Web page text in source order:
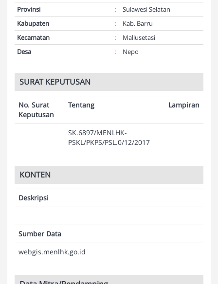
Provinsi
:
Sulawesi Selatan
Kabupaten
:
Kab. Barru
Kecamatan
:
Mallusetasi
Desa
: Nepo
SURAT KEPUTUSAN
No. Surat
Keputusan
Tentang Lampiran
SK.6897/MENLHK-
PSKL/PKPS/PSL.0/12/2017
KONTEN
Deskripsi
Sumber Data
webgis.menlhk.go.id